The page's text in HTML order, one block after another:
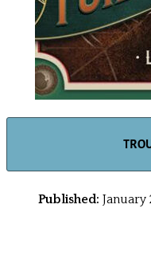
Published: January